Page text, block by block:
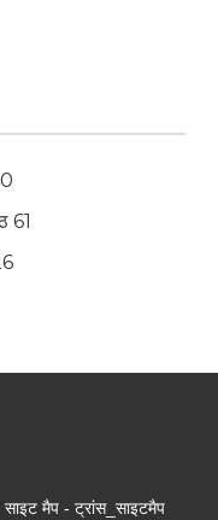
साइट मैप- ट्रांस_साइटमैप